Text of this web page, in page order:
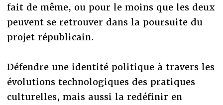
fait de même, ou pour le moins que les deux
peuvent se retrouver dans la poursuite du
projet républicain.
Défendre une identité politique à travers les
évolutions technologiques des pratiques
culturelles, mais aussi la redéfinir en